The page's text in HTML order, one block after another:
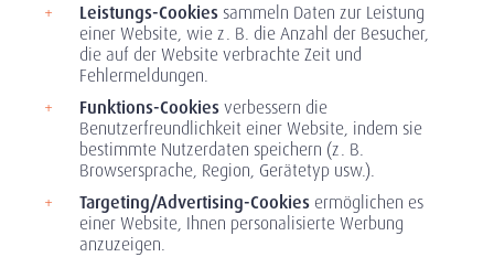
Leistungs-Cookies sammeln Daten zur Leistung
einer Website, wie z. B. die Anzahl der Besucher,
die auf der Website verbrachte Zeit und
Fehlermeldungen.
Funktions-Cookiesverbessern die
Benutzerfreundlichkeit einer Website, indem sie
bestimmte Nutzerdaten speichern (z. B.
Browsersprache, Region, Gerätetyp usw.).
Targeting/Advertising-Cookies ermöglichen es
einer Website, Ihnen personalisierte Werbung
anzuzeigen.